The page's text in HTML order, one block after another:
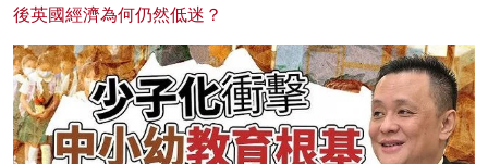
後英國經濟為何仍然低迷？